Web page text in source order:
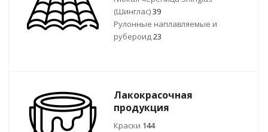
(Шинглас)39
Рулонные наплавляемые и
рубероид23
Лакокрасочная
продукция
Краски 144